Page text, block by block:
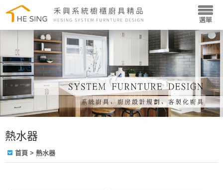
熱水器
首頁 > 熱水器